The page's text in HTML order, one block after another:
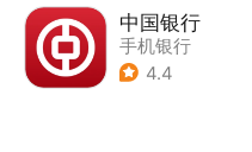
中国银行
手机银行
4.4